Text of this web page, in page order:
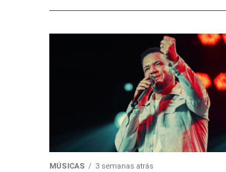
MÚSICAS 3 semanas atrás